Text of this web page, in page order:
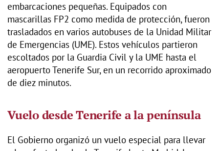
embarcaciones pequeñas. Equipados con
mascarillas FP2 como medida de protección, fueron
trasladados en varios autobuses de la Unidad Militar
de Emergencias (UME). Estos vehículos partieron
escoltados por la Guardia Civil y la UME hasta el
aeropuerto Tenerife Sur, en un recorrido aproximado
de diez minutos.
Vuelo desde Tenerife a la península
El Gobierno organizó un vuelo especial para llevar